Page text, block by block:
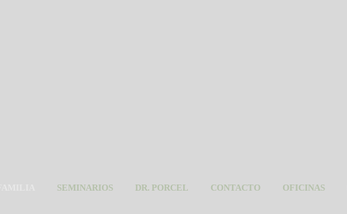
SEMINARIOS DR. PORCEL CONTACTO OFICINAS